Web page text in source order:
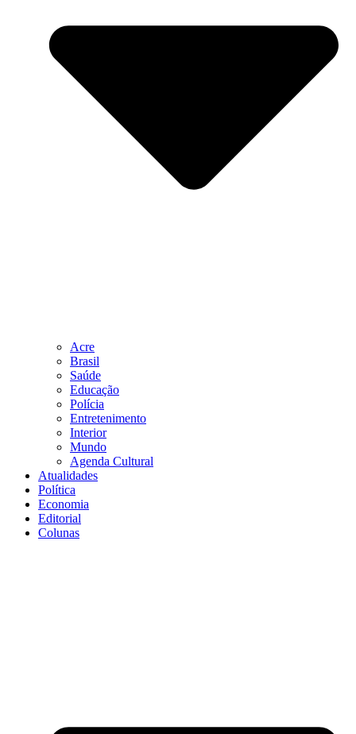
Acre
Brasil
Saúde
Educação
Polícia
Entretenimento
Interior
Mundo
Agenda Cultural
Atualidades
Política
Economia
Editorial
Colunas